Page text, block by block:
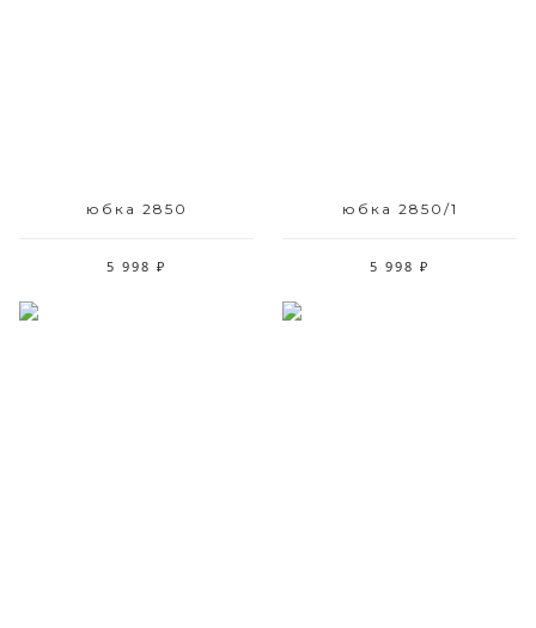
юбка 2850
5 998 ₽
юбка 2850/1
5 998 ₽